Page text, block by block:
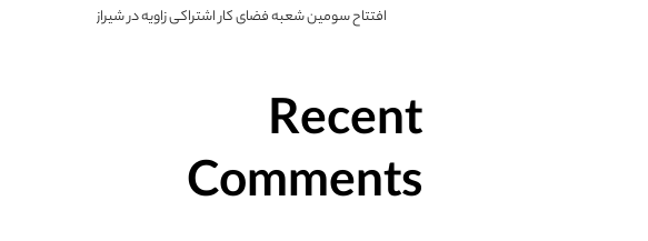
افتتاح سومین شعبه فضای کار اشتراکی زاویه در شیراز
Recent
Comments